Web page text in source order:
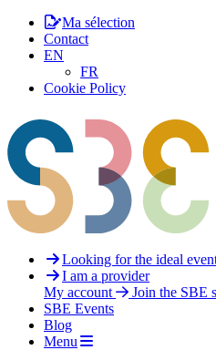
Ma sélection
Contact
EN
FR
Cookie Policy
Looking for the ideal
I am a provider
My account
Join the SBE
SBE Events
Blog
Menu